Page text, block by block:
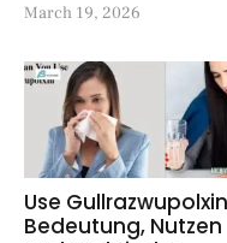
March 19, 2026
Use
Bedeutung, Nutzen